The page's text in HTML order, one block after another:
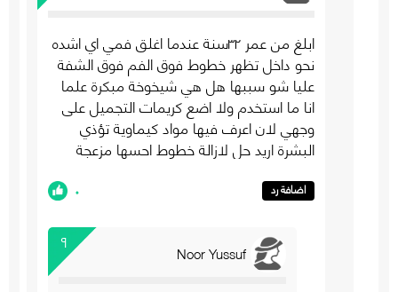
ابلغ من عمر ٣٢سنة عندما اغلق فمي اي اشده
نحو داخل تظهر خطوط فوق الفم فوق الشفة
عليا شو سببها هل هي شيخوخة مبكرة علما
انا ما استخدم ولا اضع كريمات التجميل على
وجهي لان اعرف فيها مواد كيماوية تؤذي
البشرة اريد حل لازالة خطوط احسها مزعجة
اضافة رد ٠
٩ Noor Yussuf